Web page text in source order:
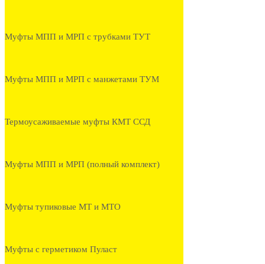
Муфты МПП и МРП с трубками ТУТ
Муфты МПП и МРП с манжетами ТУМ
Термоусаживаемые муфты КМТ ССД
Муфты МПП и МРП (полный комплект)
Муфты тупиковые МТ и МТО
Муфты с герметиком Пуласт